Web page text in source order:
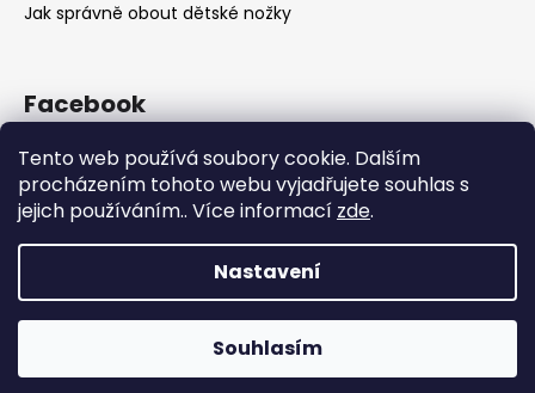
Tento web používá soubory cookie. Dalším
procházením tohoto webu vyjadřujete souhlas s
jejich používáním.. Více informací zde.
Nastavení
Souhlasím
Jak správně obout dětské nožky
Facebook
Vytvořil Shoptet
OBUV.NET. Všechna práva vyhrazena.